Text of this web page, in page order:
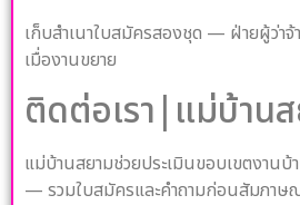
เก็บสำเนาใบสมัครสองชุด — ฝ่ายผู้ว่าจ้
เมื่องานขยาย
ติดต่อเรา|แม่บ้าน
แม่บ้านสยามช่วยประเมินขอบเขตงาน
— รวมใบสมัครและคำถามก่อนสัมภาษ